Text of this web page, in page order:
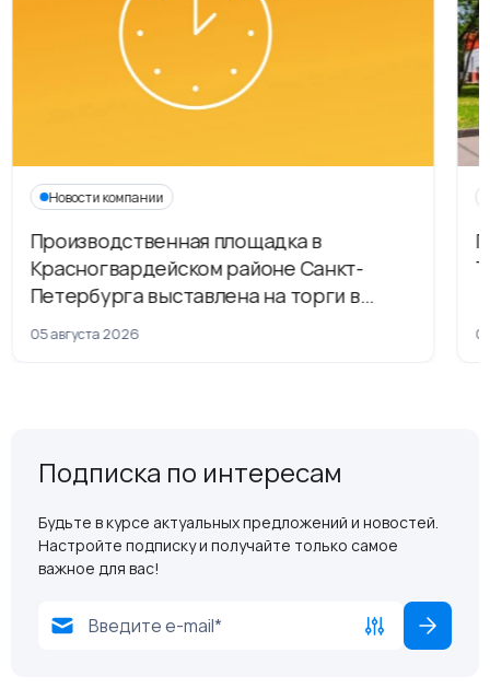
Новости компании
Производственная площадка в
Красногвардейском районе Санкт-
Петербурга выставлена на торги в
рамках приватизации
05 августа 2026
Подписка по интересам
Будьте в курсе актуальных предложений и новостей.
Настройте подписку и получайте только самое
важное для вас!